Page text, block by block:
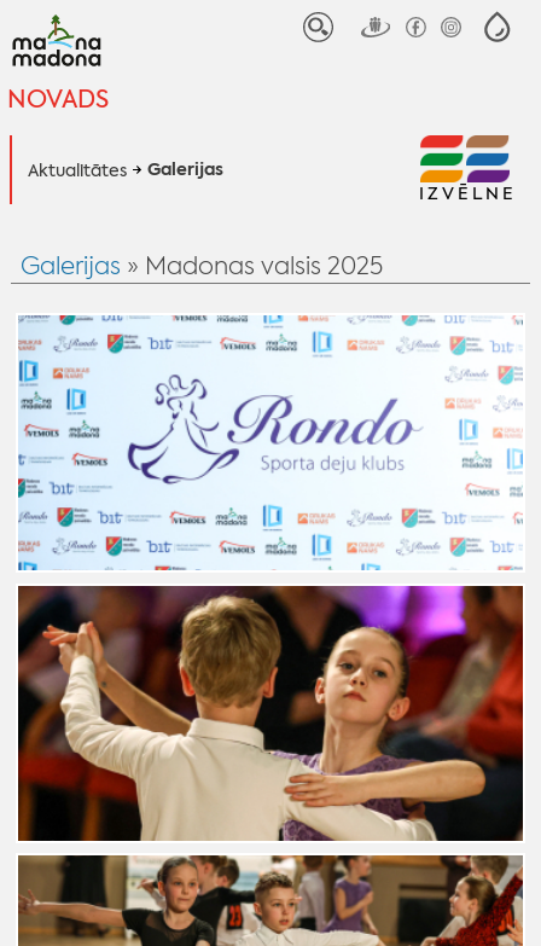
NOVADS
Aktualitātes Galerijas
IZVĒLNE
Galerijas » Madonas valsis 2025